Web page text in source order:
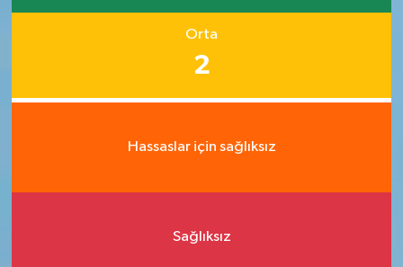
Orta
2
Hassaslar için sağlıksız
Sağlıksız